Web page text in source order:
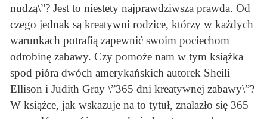
nudzą\”? Jest to niestety najprawdziwsza prawda. Od
czego jednak są kreatywni rodzice, którzy w każdych
warunkach potrafią zapewnić swoim pociechom
odrobinę zabawy. Czy pomoże nam w tym książka
spod pióra dwóch amerykańskich autorek Sheili
Ellison i Judith Gray \”365 dni kreatywnej zabawy\”?
W książce, jak wskazuje na to tytuł, znalazło się 365